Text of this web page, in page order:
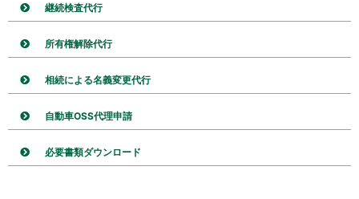
継続検査代行
所有権解除代行
相続による名義変更代行
自動車OSS代理申請
必要書類ダウンロード